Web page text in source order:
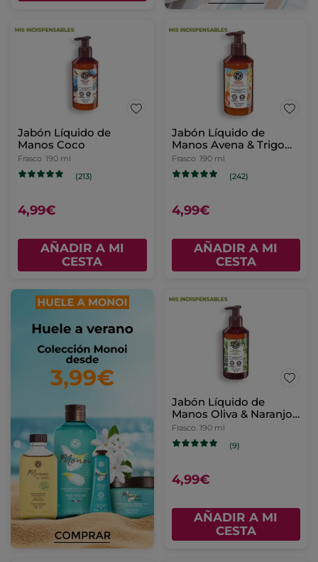
Jabón Líquido de
Manos Coco
Frasco 190 ml
(213)
4,99€
AÑADIR A MI
CESTA
Jabón Líquido de
Manos Avena & Trigo
Sarraceno
Frasco 190 ml
(242)
4,99€
AÑADIR A MI
CESTA
Jabón Líquido de
Manos Oliva & Naranjo
Amargo.
Frasco 190 ml
(9)
4,99€
AÑADIR A MI
CESTA